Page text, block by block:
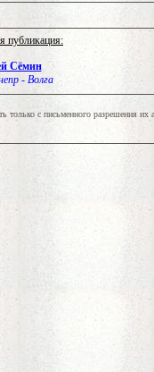
публикация:
Сёмин
- Волга
только с письменного разрешения их